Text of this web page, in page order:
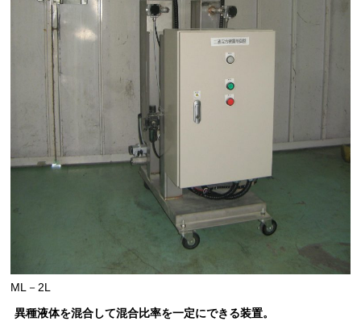
ML－2L
異種液体を混合して混合比率を一定にできる装置。